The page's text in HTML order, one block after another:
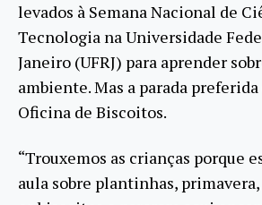
levados à Semana Nacional de
Tecnologia na Universidade
Janeiro (UFRJ) para aprender
ambiente. Mas a parada
Oficina de Biscoitos.
“Trouxemos as crianças porque
aula sobre plantinhas,